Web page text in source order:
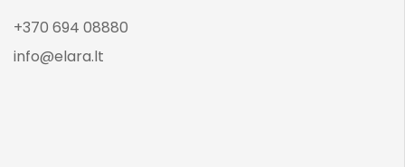
+370 694 08880
info@elara.lt